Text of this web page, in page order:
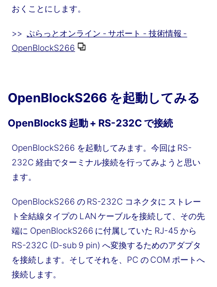
おくことにします。
>> ぷらっとオンライン - サポート - 技術情報 -
OpenBlockS266
OpenBlockS266 を起動してみる
OpenBlockS 起動 + RS-232C で接続
OpenBlockS266 を起動してみます。今回は RS-
232C 経由でターミナル接続を行ってみようと思い
ます。
OpenBlockS266 の RS-232C コネクタに ストレー
ト全結線タイプの LAN ケーブルを接続して、その先
端に OpenBlockS266 に付属していた RJ-45 から
RS-232C (D-sub 9 pin) へ変換するためのアダプタ
を接続します。そしてそれを、PC の COM ポートへ
接続します。